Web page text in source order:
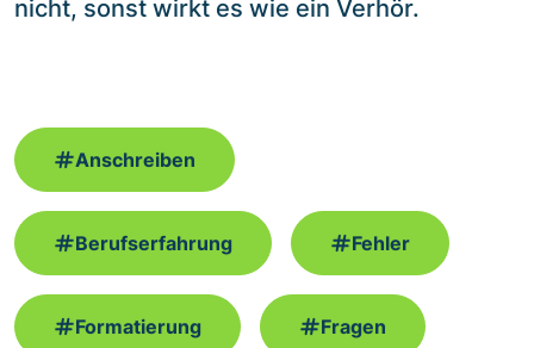
nicht, sonst wirkt es wie ein Verhör.
Anschreiben
Berufserfahrung Fehler
Formatierung Fragen